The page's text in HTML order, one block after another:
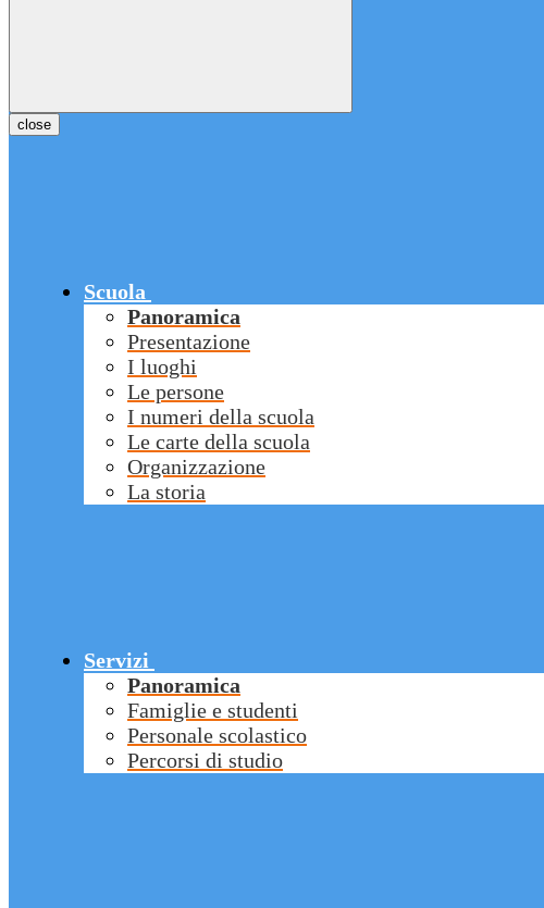
close
Scuola
Panoramica
Presentazione
I luoghi
Le persone
I numeri della scuola
Le carte della scuola
Organizzazione
La storia
Servizi
Panoramica
Famiglie e studenti
Personale scolastico
Percorsi di studio